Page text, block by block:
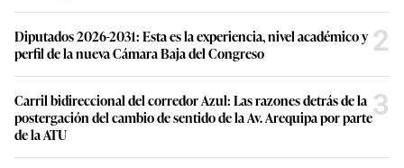
Diputados 2026-2031: Esta es la experiencia, nivel académico y
perfil de la nueva Cámara Baja del Congreso
2
Carril bidireccional del corredor Azul: Las razones detrás de la
postergación del cambio de sentido de la Av. Arequipa por parte
de la ATU
3